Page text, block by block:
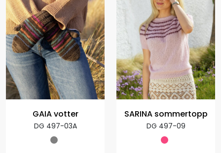
GAIA votter
DG 497-03A
SARINA sommertopp
DG 497-09